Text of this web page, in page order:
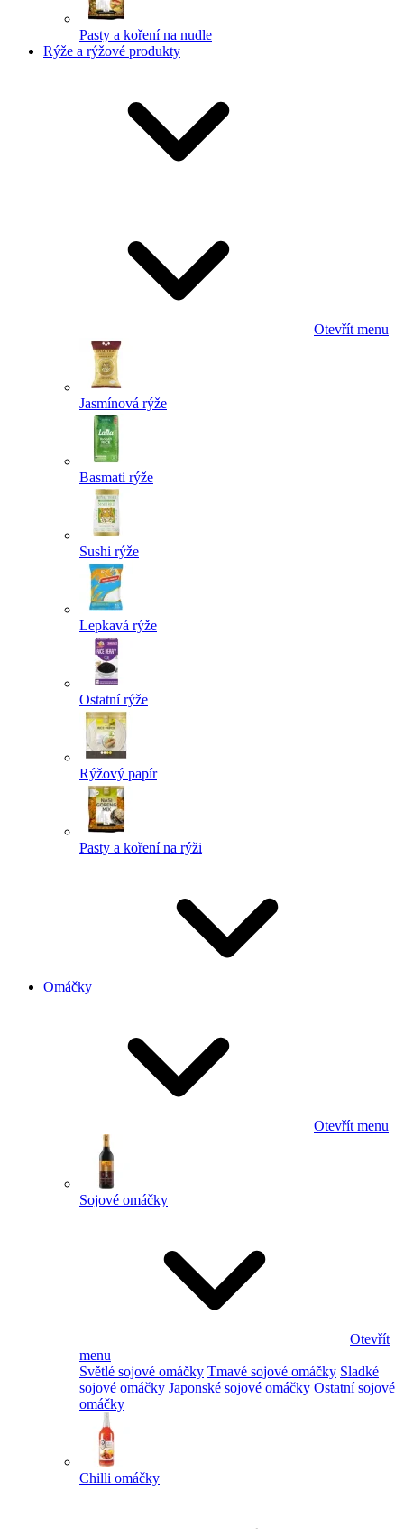
Pasty a koření na nudle
Rýže a rýžové produkty
Otevřít menu
Jasmínová rýže
Basmati rýže
Sushi rýže
Lepkavá rýže
Ostatní rýže
Rýžový papír
Pasty a koření na rýži
Omáčky
Otevřít menu
Sojové omáčky
Otevřít
menu
Světlé sojové omáčky Tmavé sojové omáčky Sladké
sojové omáčky Japonské sojové omáčky Ostatní sojové
omáčky
Chilli omáčky